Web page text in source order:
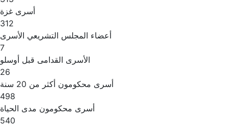
أسرى غزة
312
أعضاء المجلس التشريعي الأسرى
7
الأسرى القدامى قبل أوسلو
26
أسرى محكومون أكثر من 20 سنة
498
أسرى محكومون مدى الحياة
540